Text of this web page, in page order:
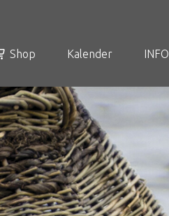
Shop Kalender INFO